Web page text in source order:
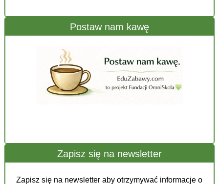
Postaw nam kawę
Zapisz się na newsletter
Zapisz się na newsletter aby otrzymywać informacje o